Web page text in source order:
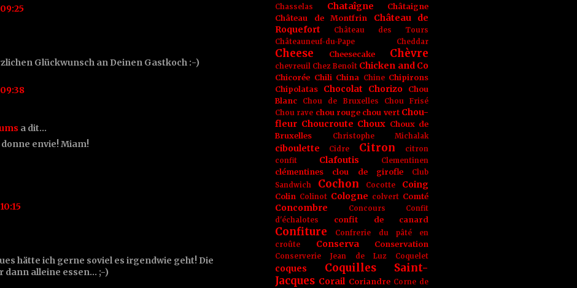
Glückwunsch an Deinen Gastkoch :-)
a dit…
envie! Miam!
hätte ich gerne soviel es irgendwie geht! Die
dann alleine essen... ;-)
Chasselas
Chataîgne
Châtaigne
Château de Montfrin
Château de
Roquefort
Château des Tours
Châteauneuf-du-Pape
Cheddar
Cheese Cheesecake Chèvre
chevreuil Chez Benoît Chicken and Co
Chicorée Chili China Chine Chipirons
Chipolatas
Chocolat Chorizo
Chou
Blanc
Chou de Bruxelles
Chou Frisé
Chou rave chou rouge chou vert Chou-
fleur Choucroute Choux Choux de
Bruxelles
Christophe Michalak
ciboulette Cidre Citron
citron
confit
Clafoutis Clementinen
clémentines clou de girofle
Club
Sandwich
Cochon Cocotte Coing
Colin Colinot Cologne colvert Comté
Concombre Concours
Confit
d'échalotes
confit de canard
Confiture
Confrerie du pâté en
croûte
Conserva Conservation
Conserverie Jean de Luz Coquelet
coques
Coquilles Saint-
Jacques Corail Coriandre Corne de